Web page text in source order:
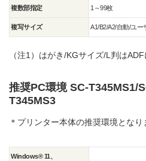
複数部指定 1～99枚
複写サイズ A1/B2/A2/自動/ユ
（注1） はがき/KGサイズ/L判はADF
推奨PC環境 SC-T345MS1/
T345MS3
＊プリンター本体の推奨環境となり
Windows® 11、